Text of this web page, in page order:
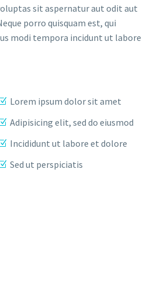
sit aspernatur aut odit aut
porro quisquam est, qui
modi tempora incidunt ut labore
Lorem ipsum dolor sit amet
Adipisicing elit, sed do eiusmod
Incididunt ut labore et dolore
Sed ut perspiciatis